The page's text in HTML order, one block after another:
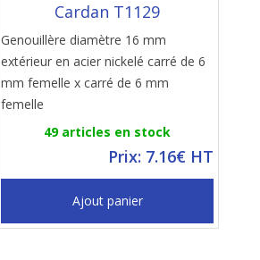
Cardan T1129
Genouillère diamètre 16 mm
extérieur en acier nickelé carré de 6
mm femelle x carré de 6 mm
femelle
49 articles en stock
Prix: 7.16€ HT
Ajout panier